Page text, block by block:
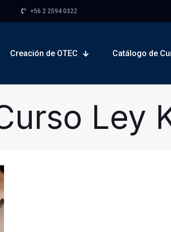
+56 2 2594 0322
Creación de OTEC Catálogo de
Ley